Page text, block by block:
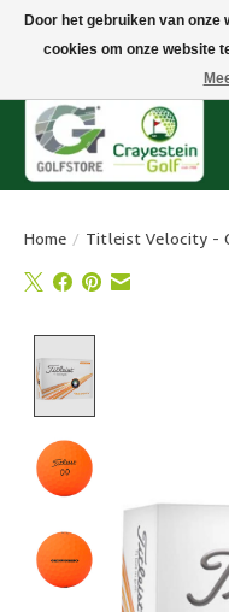
Snelle levering, gratis vanaf €
Home / Titleist Velocity -
Door het gebruiken van
cookies om onze website